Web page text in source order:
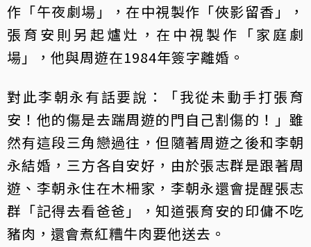
作「午夜劇場」，在中視製作「俠影留香」，
張育安則另起爐灶，在中視製作「家庭劇
場」，他與周遊在1984年簽字離婚。
對此李朝永有話要說：「我從未動手打張育
安！他的傷是去踹周遊的門自己割傷的！」雖
然有這段三角戀過往，但隨著周遊之後和李朝
永結婚，三方各自安好，由於張志群是跟著周
遊、李朝永住在木柵家，李朝永還會提醒張志
群「記得去看爸爸」，知道張育安的印傭不吃
豬肉，還會煮紅糟牛肉要他送去。